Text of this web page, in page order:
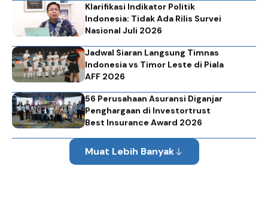
Klarifikasi Indikator Politik
Indonesia: Tidak Ada Rilis Survei
Nasional Juli 2026
Jadwal Siaran Langsung Timnas
Indonesia vs Timor Leste di Piala
AFF 2026
56 Perusahaan Asuransi Diganjar
Penghargaan di Investortrust
Best Insurance Award 2026
Muat Lebih Banyak